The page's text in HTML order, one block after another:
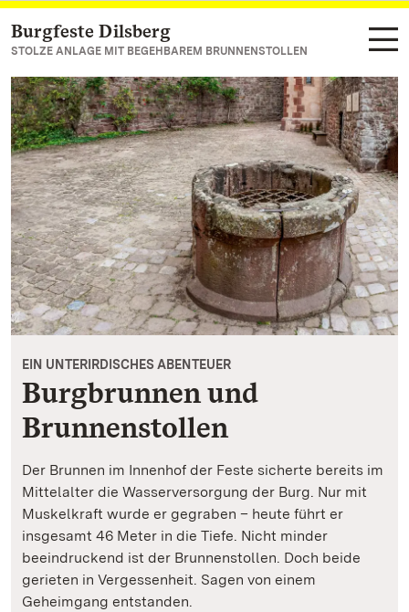
Zum Hauptinhalt springen
Burgfeste Dilsberg
STOLZE ANLAGE MIT BEGEHBAREM BRUNNENSTOLLEN
EIN UNTERIRDISCHES ABENTEUER
Burgbrunnen und
Brunnenstollen
Der Brunnen im Innenhof der Feste sicherte bereits im
Mittelalter die Wasserversorgung der Burg. Nur mit
Muskelkraft wurde er gegraben – heute führt er
insgesamt 46 Meter in die Tiefe. Nicht minder
beeindruckend ist der Brunnenstollen. Doch beide
gerieten in Vergessenheit. Sagen von einem
Geheimgang entstanden.